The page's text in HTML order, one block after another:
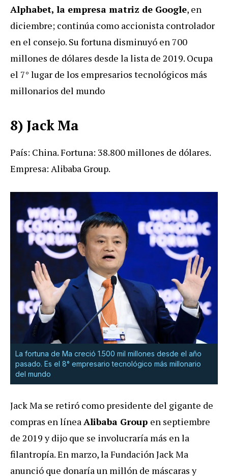
Alphabet, la empresa matriz de Google, en
diciembre; continúa como accionista controlador
en el consejo. Su fortuna disminuyó en 700
millones de dólares desde la lista de 2019. Ocupa
el 7° lugar de los empresarios tecnológicos más
millonarios del mundo
8) Jack Ma
País: China. Fortuna: 38.800 millones de dólares.
Empresa: Alibaba Group.
La fortuna de Ma creció 1.500 mil millones desde el año
pasado. Es el 8° empresario tecnológico más millonario
del mundo
Jack Ma se retiró como presidente del gigante de
compras en líneaAlibaba Group en septiembre
de 2019 y dijo que se involucraría más en la
filantropía. En marzo, la Fundación Jack Ma
anunció que donaría un millón de máscaras y